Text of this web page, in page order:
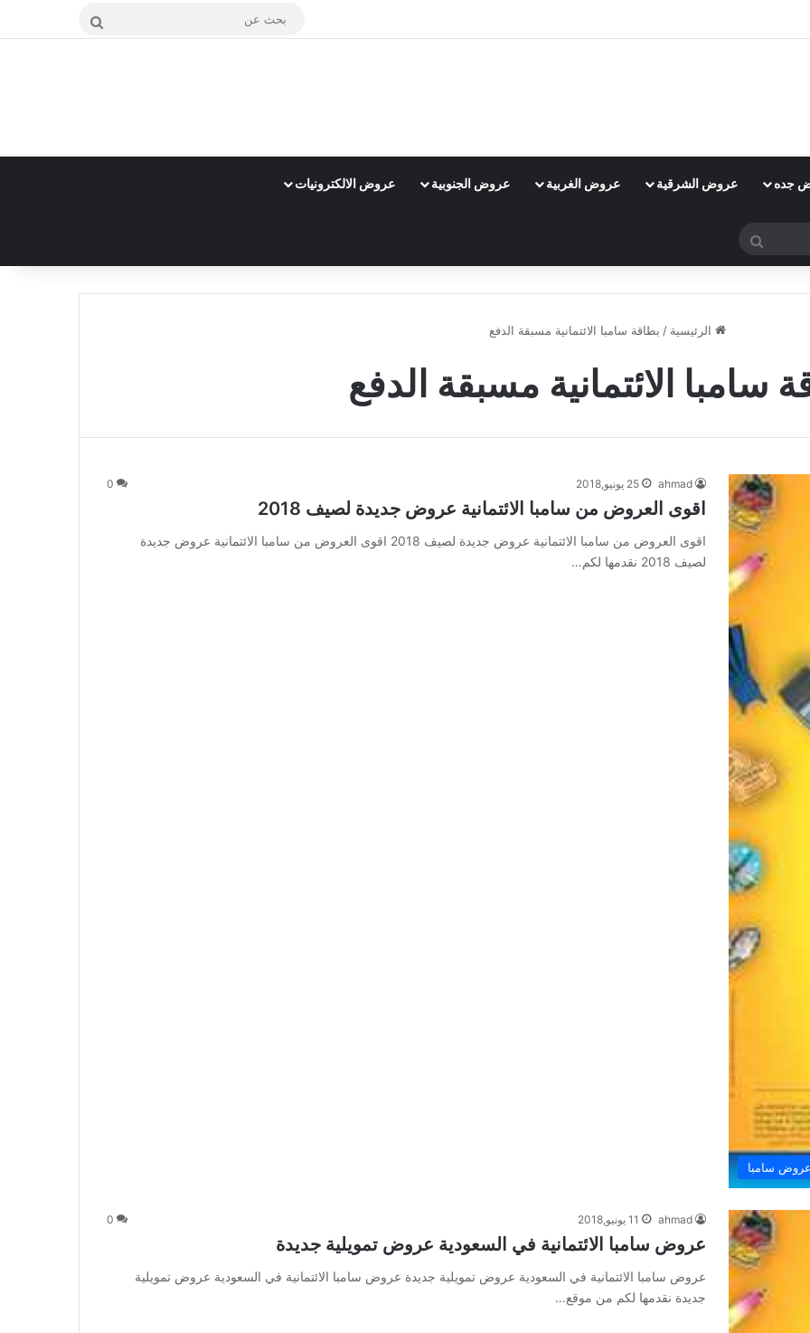
بحث
جده عروض الشرقية عروض الغربية عروض الجنوبية عروض الالكترونيات
بحث
الرئيسية / بطاقة سامبا الائتمانية مسبقة الدفع
سامبا الائتمانية مسبقة الدفع
سامبا
ahmad 25 يونيو,2018 0
اقوى العروض من سامبا الائتمانية عروض جديدة لصيف 2018
اقوى العروض من سامبا الائتمانية عروض جديدة لصيف 2018 اقوى العروض من سامبا الائتمانية عروض جديدة
لصيف 2018 نقدمها لكم…
ahmad 11 يونيو,2018 0
عروض سامبا الائتمانية في السعودية عروض تمويلية جديدة
عروض سامبا الائتمانية في السعودية عروض تمويلية جديدة عروض سامبا الائتمانية في السعودية عروض تمويلية
جديدة نقدمها لكم من موقع…